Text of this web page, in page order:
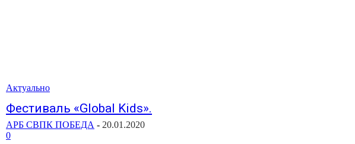
Актуально
Фестиваль «Global Kids».
АРБ СВПК ПОБЕДА - 20.01.2020
0